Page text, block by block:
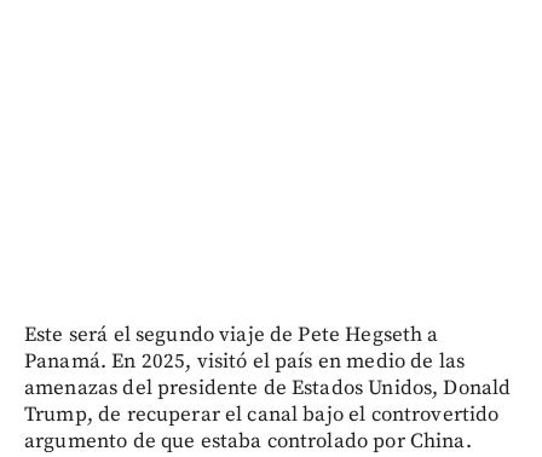
Este será el segundo viaje de Pete Hegseth a
Panamá. En 2025, visitó el país en medio de las
amenazas del presidente de Estados Unidos, Donald
Trump, de recuperar el canal bajo el controvertido
argumento de que estaba controlado por China.